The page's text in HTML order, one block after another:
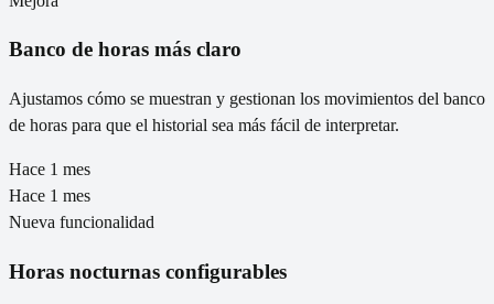
Banco de horas más claro
Ajustamos cómo se muestran y gestionan los movimientos del banco
de horas para que el historial sea más fácil de interpretar.
Hace 1 mes
Hace 1 mes
Nueva funcionalidad
Horas nocturnas configurables